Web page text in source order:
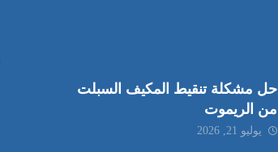
حل مشكلة تنقيط المكيف السبلت
من الريموت
يوليو 21, 2026